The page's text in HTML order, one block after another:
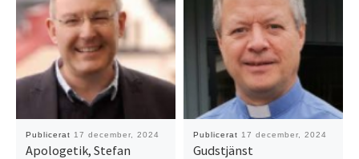
Publicerat 17 december, 2024
Apologetik, Stefan
Publicerat 17 december, 2024
Gudstjänst